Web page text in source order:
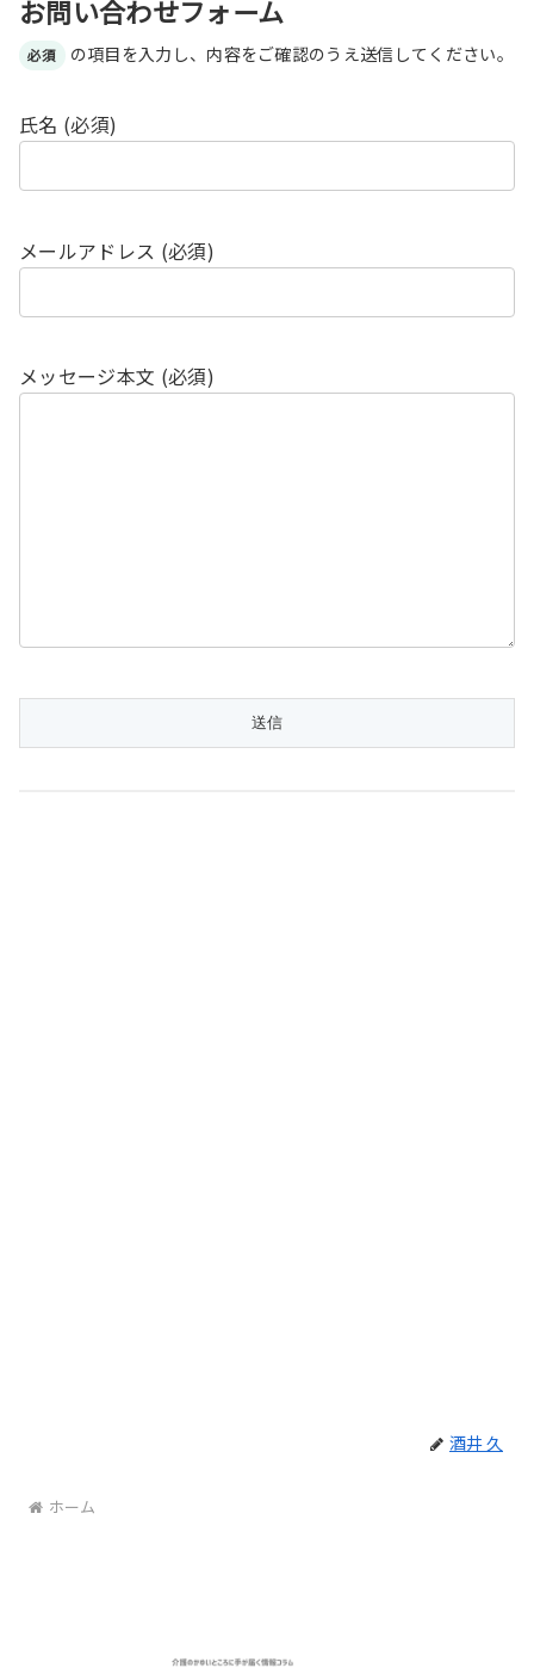
お問い合わせフォーム
必須 の項目を入力し、内容をご確認のうえ送信してください。
氏名 (必須)
メールアドレス (必須)
メッセージ本文 (必須)
酒井 久
ホーム